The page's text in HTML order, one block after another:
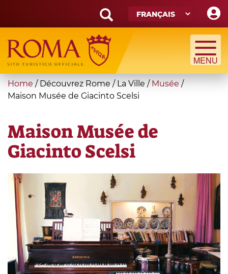
main
content
Search
form
Recherche
You
are
Home / Découvrez Rome / La Ville / Musée /
Maison Musée de Giacinto Scelsi
Maison Musée de
Giacinto Scelsi